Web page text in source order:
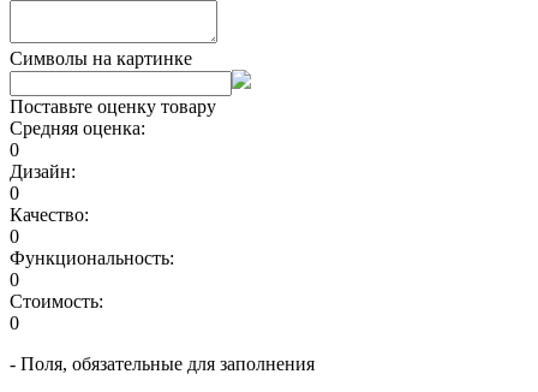
Символы на картинке
Поставьте оценку товару
Средняя оценка:
0
Дизайн:
0
Качество:
0
Функциональность:
0
Стоимость:
0
- Поля, обязательные для заполнения